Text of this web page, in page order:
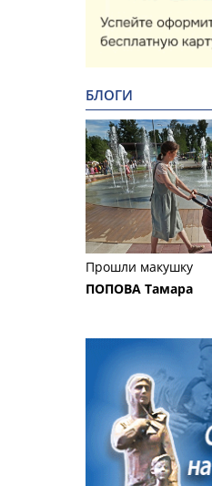
БЛОГИ
Прошли макушку
ПОПОВА Тамара